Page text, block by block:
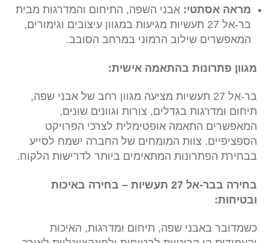
מראה אסתטי: אבני השפה, התיחום והמדרגות מבית
בר-אל 27 תעשיות מגיעות במגוון עיצובים וגימורים,
המאפשרים שילוב הרמוני במרחב הסובב.
מגוון פתרונות בהתאמה אישית:
בר-אל 27 תעשיות מציעה מגוון רחב של אבני שפה,
תיחום ומדרגות בגדלים, צורות וגוונים שונים,
המאפשרים התאמה אופטימלית לצרכי הפרויקט
הספציפיים. צוות המומחים של החברה ישמח לסייע
בבחירת הפתרונות המתאימים ביותר לדרישות הלקוח.
בחירה בבר-אל 27 תעשיות – בחירה באיכות
ובטיחות:
כשמדובר באבני שפה, תיחום ומדרגות, האיכות